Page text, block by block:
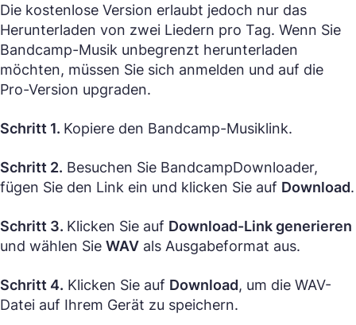
Die kostenlose Version erlaubt jedoch nur das
Herunterladen von zwei Liedern pro Tag. Wenn Sie
Bandcamp-Musik unbegrenzt herunterladen
möchten, müssen Sie sich anmelden und auf die
Pro-Version upgraden.
Schritt 1. Kopiere den Bandcamp-Musiklink.
Schritt 2. Besuchen Sie BandcampDownloader,
fügen Sie den Link ein und klicken Sie auf Download.
Schritt 3. Klicken Sie auf Download-Link generieren
und wählen Sie WAV als Ausgabeformat aus.
Schritt 4. Klicken Sie auf Download, um die WAV-
Datei auf Ihrem Gerät zu speichern.